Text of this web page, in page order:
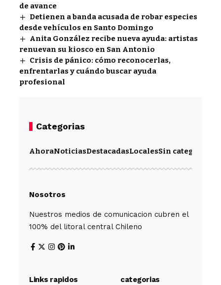
de avance
Detienen a banda acusada de robar especies
desde vehículos en Santo Domingo
Anita González recibe nueva ayuda: artistas
renuevan su kiosco en San Antonio
Crisis de pánico: cómo reconocerlas,
enfrentarlas y cuándo buscar ayuda
profesional
Categorias
AhoraNoticiasDestacadasLocalesSin categoría
Nosotros
Nuestros medios de comunicacion cubren el
100% del litoral central Chileno
Links rapidos categorias